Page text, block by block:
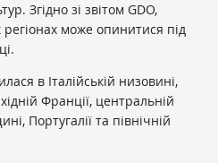
Згідно зі звітом GDO,
може опинитися під
в Італійській низовині,
Франції, центральній
Португалії та північній